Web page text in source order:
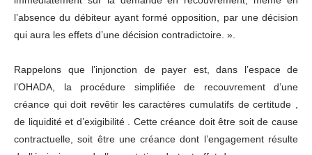
l’absence du débiteur ayant formé opposition, par une décision
qui aura les effets d’une décision contradictoire. ».
Rappelons que l’injonction de payer est, dans l’espace de
l’OHADA, la procédure simplifiée de recouvrement d’une
créance qui doit revêtir les caractères cumulatifs de certitude ,
de liquidité et d’exigibilité . Cette créance doit être soit de cause
contractuelle, soit être une créance dont l’engagement résulte